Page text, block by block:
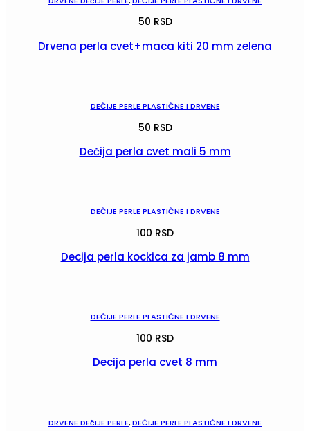
50 RSD
Drvena perla cvet+maca kiti 20 mm zelena
DEČIJE PERLE PLASTIČNE I DRVENE
50 RSD
Dečija perla cvet mali 5 mm
DEČIJE PERLE PLASTIČNE I DRVENE
100 RSD
Decija perla kockica za jamb 8 mm
DEČIJE PERLE PLASTIČNE I DRVENE
100 RSD
Decija perla cvet 8 mm
DRVENE DEčIJE PERLE,DEČIJE PERLE PLASTIČNE I DRVENE